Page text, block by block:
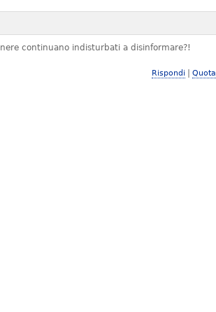
continuano indisturbati a disinformare?!
Rispondi Quota